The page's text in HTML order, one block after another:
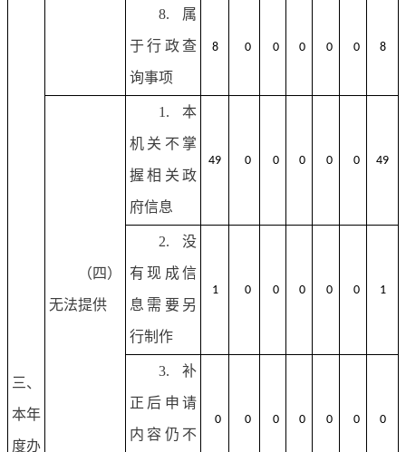
三、
本年
度办
8.属
于行政查
询事项
8 0 0 0 0 0 8
（四）
无法提供
1.本
机关不掌
握相关政
府信息
49 0 0 0 0 0 49
2.没
有现成信
息需要另
行制作
1 0 0 0 0 0 1
3.补
正后申请
内容仍不
0 0 0 0 0 0 0